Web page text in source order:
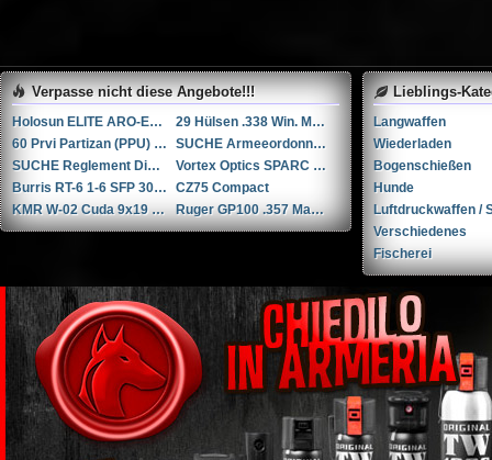
Verpasse nicht diese Angebote!!!
Holosun ELITE ARO-EVO-SPR-GD (Goldenes SPR-Absehen) – Wie neu!
29 Hülsen .338 Win. Mag. – Hornady / Norma
60 Prvi Partizan (PPU) Hülsen .300 Win. Mag.
SUCHE Armeeordonnanzmunition Pist Pat 41 aus den 50er Jahren
SUCHE Reglement Die Pistolen
Vortex Optics SPARC Solar Red Dot 2 MOA
Burris RT-6 1-6 SFP 30 mm
CZ75 Compact
KMR W-02 Cuda 9x19 Top Zustand!
Ruger GP100 .357 Magnum
Lieblings-
Langwaffen
Wiederladen
Bogenschießen
Hunde
Luftdruckwaffen /
Verschiedenes
Fischerei